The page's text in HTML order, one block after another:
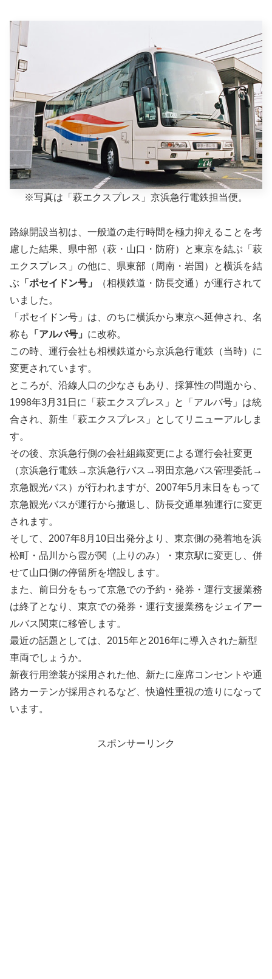
※写真は「萩エクスプレス」京浜急行電鉄担当便。
路線開設当初は、一般道の走行時間を極力抑えることを考
慮した結果、県中部（萩・山口・防府）と東京を結ぶ「萩
エクスプレス」の他に、県東部（周南・岩国）と横浜を結
ぶ 「ポセイドン号」
（相模鉄道・防長交通）が運行されて
いました。
「ポセイドン号」は、のちに横浜から東京へ延伸され、名
称も
「アルバ号」 に改称。
この時、運行会社も相模鉄道から京浜急行電鉄（当時）に
変更されています。
ところが、沿線人口の少なさもあり、採算性の問題から、
1998年3月31日に「萩エクスプレス」と「アルバ号」は統
合され、新生「萩エクスプレス」としてリニューアルしま
す。
その後、京浜急行側の会社組織変更による運行会社変更
（京浜急行電鉄→京浜急行バス→羽田京急バス管理委託→
京急観光バス）が行われますが、2007年5月末日をもって
京急観光バスが運行から撤退し、防長交通単独運行に変更
されます。
そして、2007年8月10日出発分より、東京側の発着地を浜
松町・品川から霞が関（上りのみ）・東京駅に変更し、併
せて山口側の停留所を増設します。
また、前日分をもって京急での予約・発券・運行支援業務
は終了となり、東京での発券・運行支援業務をジェイアー
ルバス関東に移管します。
最近の話題としては、2015年と2016年に導入された新型
車両でしょうか。
新夜行用塗装が採用された他、新たに座席コンセントや通
路カーテンが採用されるなど、快適性重視の造りになって
います。
スポンサーリンク